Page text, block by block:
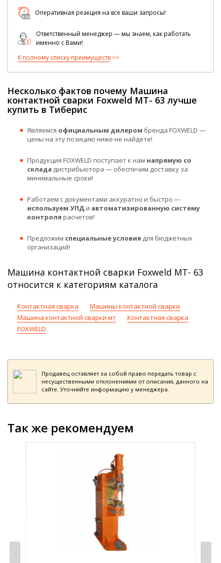
Оперативная реакция на все ваши запросы!
Ответственный менеджер — мы знаем, как работать
именно с Вами!
К полному списку преимуществ
Несколько фактов почему Машина
контактной сварки Foxweld МТ- 63 лучше
купить в Тиберис
Являемся официальным дилером бренда FOXWELD —
цены на эту позицию ниже не найдете!
Продукция FOXWELD поступает к нам напрямую со
склада дистрибьютора — обеспечим доставку за
минимальные сроки!
Работаем с документами аккуратно и быстро —
используем УПДи автоматизированную систему
контроля расчетов!
Предложим специальные условия для бюджетных
организаций!
Машина контактной сварки Foxweld МТ- 63
относится к категориям каталога
Контактная сварка
Машины контактной сварки
Машина контактной сварки мт
Контактная сварка
FOXWELD
Продавец оставляет за собой право передать товар с
несущественными отклонениями от описания, данного на
сайте. Уточняйте информацию у менеджера.
Так же рекомендуем